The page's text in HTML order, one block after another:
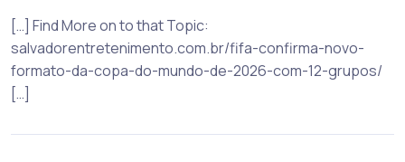
[…] Find More on to that Topic:
salvadorentretenimento.com.br/fifa-confirma-novo-
formato-da-copa-do-mundo-de-2026-com-12-grupos/
[…]